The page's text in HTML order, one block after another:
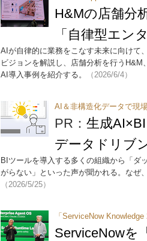
H&Mの店舗分
「自律型エン
AIが自律的に業務をこなす未来に向けて
ビジョンを解説し、店舗分析を行う
AI導入事例を紹介する。
（2026/6/4）
AI＆非構造化データで現
PR： 生成
データドリブ
BIツールを導入する多くの組織から「ダ
がらない」といった声が聞かれる。なぜ
（2026/5/25）
「ServiceNow
ServiceNowを